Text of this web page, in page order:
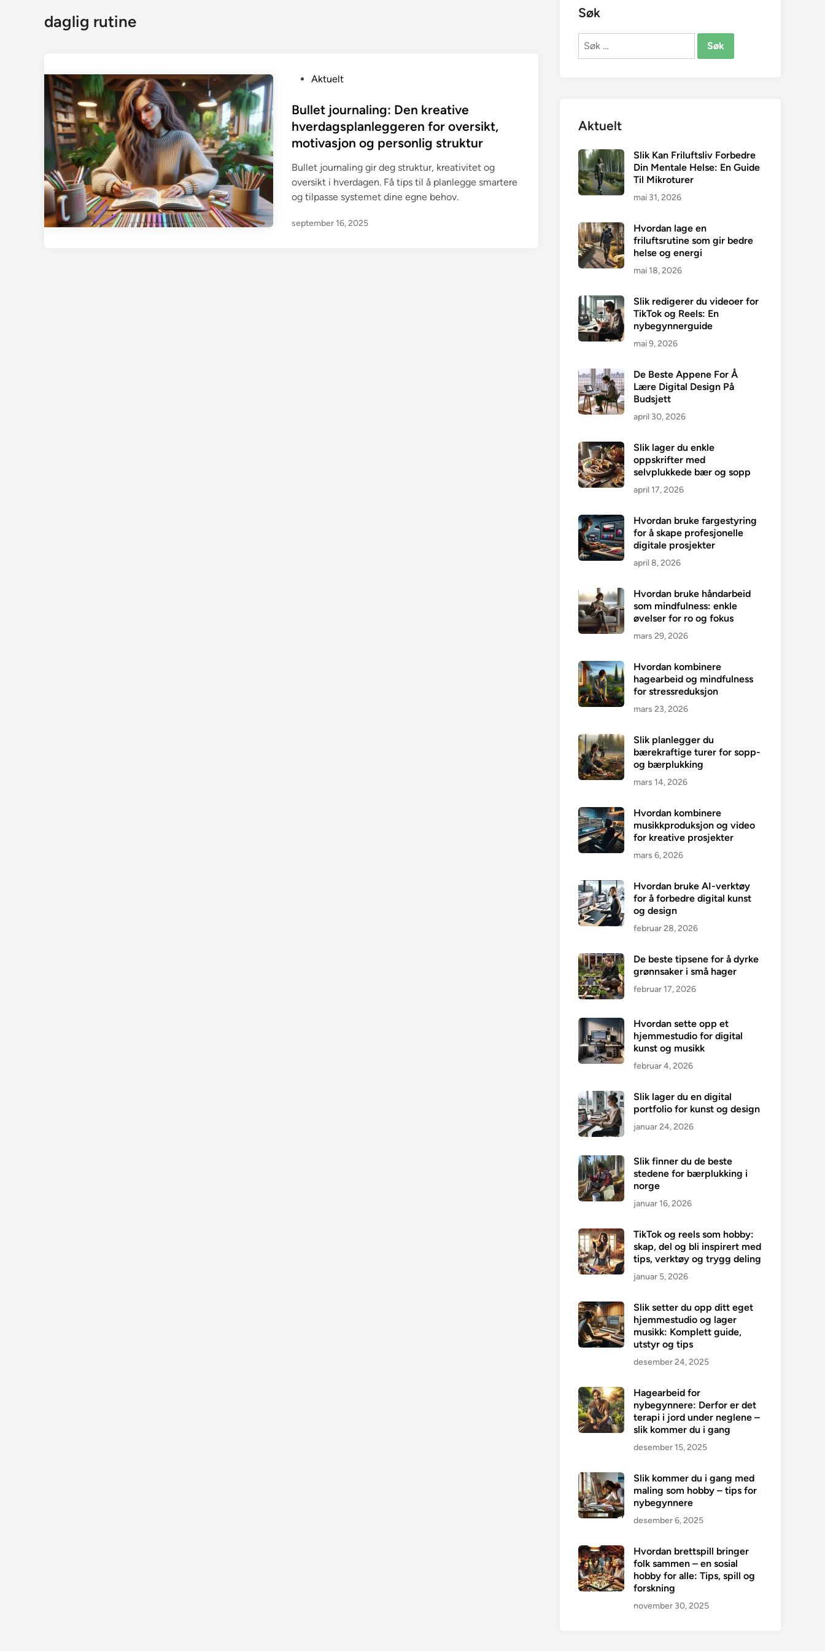
daglig rutine
s
t
i
n
Aktuelt
Bullet journaling: Den kreative
hverdagsplanleggeren for oversikt,
motivasjon og personlig struktur
Bullet journaling gir deg struktur, kreativitet og
oversikt i hverdagen. Få tips til å planlegge smartere
og tilpasse systemet dine egne behov.
september 16, 2025
Søk
Søk
Aktuelt
Slik Kan Friluftsliv Forbedre
Din Mentale Helse: En Guide
Til Mikroturer
mai 31, 2026
Hvordan lage en
friluftsrutine som gir bedre
helse og energi
mai 18, 2026
Slik redigerer du videoer for
TikTok og Reels: En
nybegynnerguide
mai 9, 2026
De Beste Appene For Å
Lære Digital Design På
Budsjett
april 30, 2026
Slik lager du enkle
oppskrifter med
selvplukkede bær og sopp
april 17, 2026
Hvordan bruke fargestyring
for å skape profesjonelle
digitale prosjekter
april 8, 2026
Hvordan bruke håndarbeid
som mindfulness: enkle
øvelser for ro og fokus
mars 29, 2026
Hvordan kombinere
hagearbeid og mindfulness
for stressreduksjon
mars 23, 2026
Slik planlegger du
bærekraftige turer for sopp-
og bærplukking
mars 14, 2026
Hvordan kombinere
musikkproduksjon og video
for kreative prosjekter
mars 6, 2026
Hvordan bruke AI-verktøy
for å forbedre digital kunst
og design
februar 28, 2026
De beste tipsene for å dyrke
grønnsaker i små hager
februar 17, 2026
Hvordan sette opp et
hjemmestudio for digital
kunst og musikk
februar 4, 2026
Slik lager du en digital
portfolio for kunst og design
januar 24, 2026
Slik finner du de beste
stedene for bærplukking i
norge
januar 16, 2026
TikTok og reels som hobby:
skap, del og bli inspirert med
tips, verktøy og trygg deling
januar 5, 2026
Slik setter du opp ditt eget
hjemmestudio og lager
musikk: Komplett guide,
utstyr og tips
desember 24, 2025
Hagearbeid for
nybegynnere: Derfor er det
terapi i jord under neglene –
slik kommer du i gang
desember 15, 2025
Slik kommer du i gang med
maling som hobby – tips for
nybegynnere
desember 6, 2025
Hvordan brettspill bringer
folk sammen – en sosial
hobby for alle: Tips, spill og
forskning
november 30, 2025